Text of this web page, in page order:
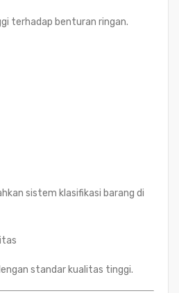
terhadap benturan ringan.
sistem klasifikasi barang di
standar kualitas tinggi.